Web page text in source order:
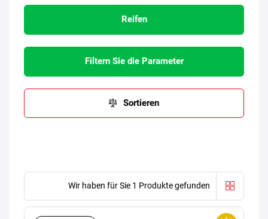
Reifen
Filtern Sie die Parameter
Sortieren
Wir haben für Sie 1 Produkte gefunden